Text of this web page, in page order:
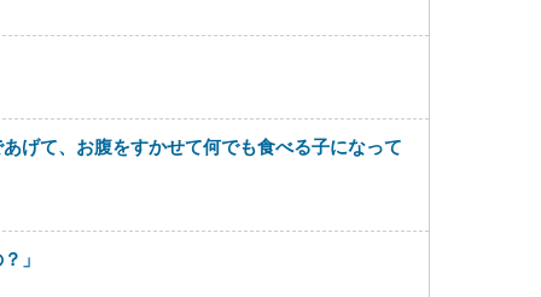
げて、お腹をすかせて何でも食べる子になって
」